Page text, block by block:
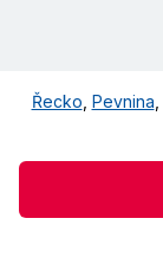
Řecko Pevnina